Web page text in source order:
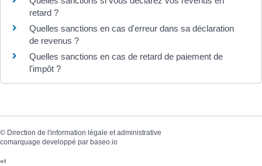
retard ?
Quelles sanctions en cas d'erreur dans sa déclaration
de revenus ?
Quelles sanctions en cas de retard de paiement de
l'impôt ?
© Direction de l'information légale et administrative
comarquage developpé par baseo.io
et